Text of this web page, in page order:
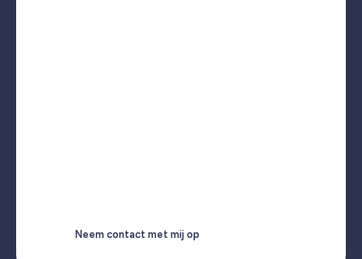
Neem contact met mij op